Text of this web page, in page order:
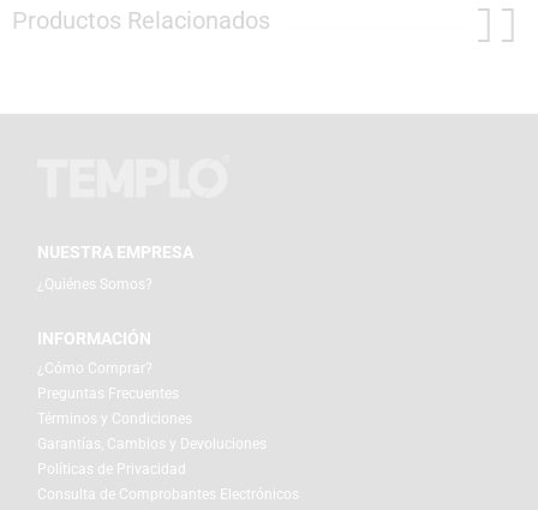
Productos Relacionados
NUESTRA EMPRESA
¿Quiénes Somos?
INFORMACIÓN
¿Cómo Comprar?
Preguntas Frecuentes
Términos y Condiciones
Garantías, Cambios y Devoluciones
Políticas de Privacidad
Consulta de Comprobantes Electrónicos